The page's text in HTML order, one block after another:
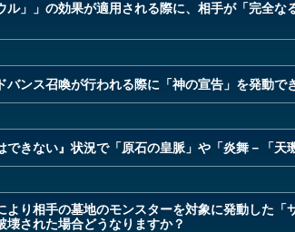
ル」」の効果が適用される際に、相手が「完全
ンス召喚が行われる際に「神の宣告」を発動で
きない』状況で「原石の皇脈」や「炎舞－「天
り相手の墓地のモンスターを対象に発動した
された場合どうなりますか？